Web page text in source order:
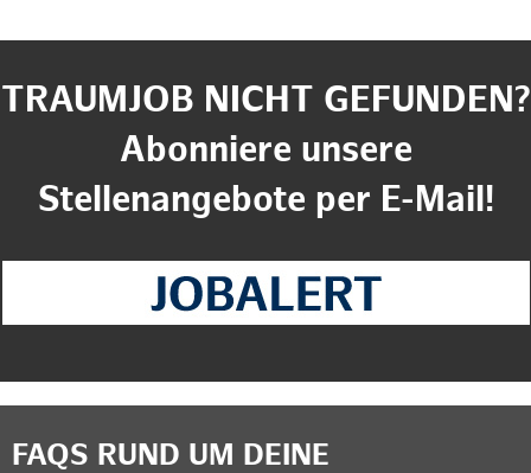
TRAUMJOB NICHT GEFUNDEN?
Abonniere unsere
Stellenangebote per E-Mail!
FAQS RUND UM DEINE